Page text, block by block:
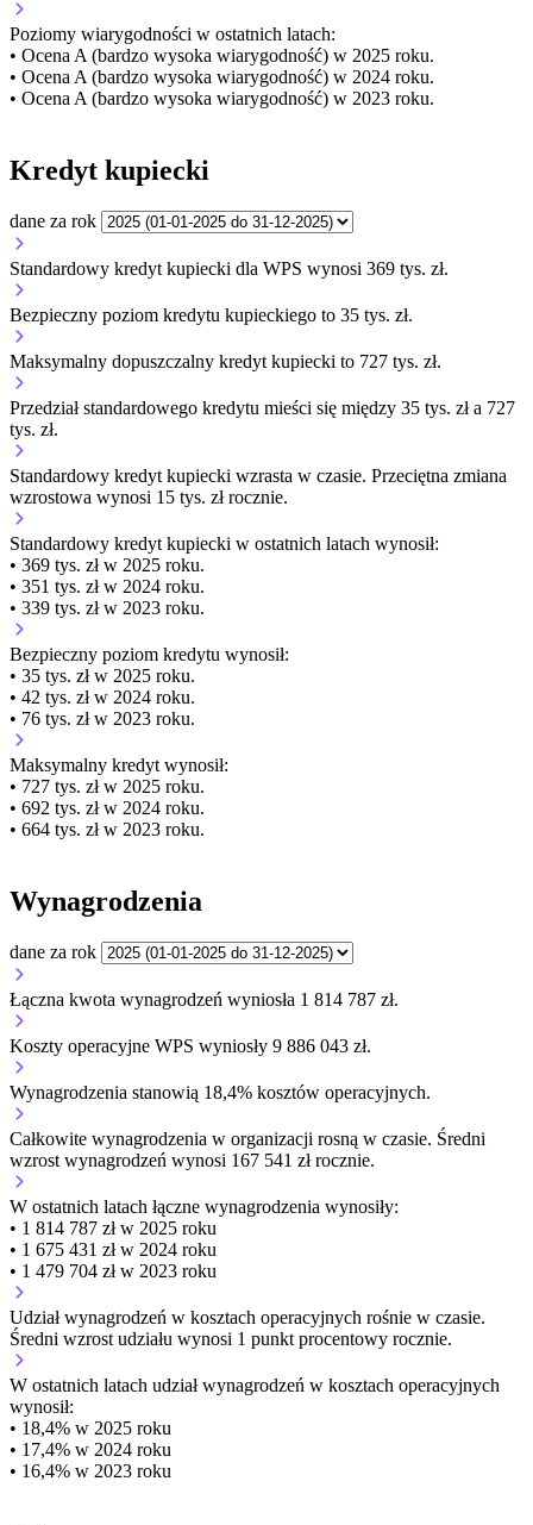
Poziomy wiarygodności w ostatnich latach:
• Ocena A (bardzo wysoka wiarygodność) w 2025 roku.
• Ocena A (bardzo wysoka wiarygodność) w 2024 roku.
• Ocena A (bardzo wysoka wiarygodność) w 2023 roku.
Kredyt kupiecki
dane za rok
Standardowy kredyt kupiecki dla WPS wynosi 369 tys. zł.
Bezpieczny poziom kredytu kupieckiego to 35 tys. zł.
Maksymalny dopuszczalny kredyt kupiecki to 727 tys. zł.
Przedział standardowego kredytu mieści się między 35 tys. zł a 727
tys. zł.
Standardowy kredyt kupiecki wzrasta w czasie. Przeciętna zmiana
wzrostowa wynosi 15 tys. zł rocznie.
Standardowy kredyt kupiecki w ostatnich latach wynosił:
• 369 tys. zł w 2025 roku.
• 351 tys. zł w 2024 roku.
• 339 tys. zł w 2023 roku.
Bezpieczny poziom kredytu wynosił:
• 35 tys. zł w 2025 roku.
• 42 tys. zł w 2024 roku.
• 76 tys. zł w 2023 roku.
Maksymalny kredyt wynosił:
• 727 tys. zł w 2025 roku.
• 692 tys. zł w 2024 roku.
• 664 tys. zł w 2023 roku.
Wynagrodzenia
dane za rok
Łączna kwota wynagrodzeń wyniosła 1 814 787 zł.
Koszty operacyjne WPS wyniosły 9 886 043 zł.
Wynagrodzenia stanowią 18,4% kosztów operacyjnych.
Całkowite wynagrodzenia w organizacji rosną w czasie. Średni
wzrost wynagrodzeń wynosi 167 541 zł rocznie.
W ostatnich latach łączne wynagrodzenia wynosiły:
• 1 814 787 zł w 2025 roku
• 1 675 431 zł w 2024 roku
• 1 479 704 zł w 2023 roku
Udział wynagrodzeń w kosztach operacyjnych rośnie w czasie.
Średni wzrost udziału wynosi 1 punkt procentowy rocznie.
W ostatnich latach udział wynagrodzeń w kosztach operacyjnych
wynosił:
• 18,4% w 2025 roku
• 17,4% w 2024 roku
• 16,4% w 2023 roku